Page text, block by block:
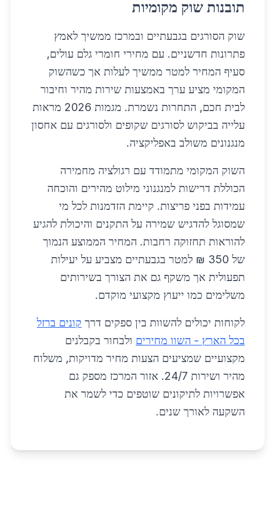
תובנות שוק מקומיות
שוק הסורגים בגבעתיים ובמרכז ממשיך לאמץ
פתרונות חדשניים. עם מחירי חומרי גלם עולים,
סעיף המחיר למטר ממשיך לעלות אך כשהשוק
המקומי מציע ערך באמצעות שירות מהיר וחיבור
לבית חכם, התחרות נשמרת. מגמות 2026 מראות
עלייה בביקוש לסורגים שקופים ולסורגים עם אחסון
מנגנונים משולב באפליקציה.
השוק המקומי מתמודד עם רגולציה מחמירה
הכוללת דרישות למנגנוני מילוט מהירים והוכחה
עמידות בפני פריצות. קיימת הזדמנות לכל מי
שמסוגל להדגיש שמירה על התקנים והיכולת להגיע
להוראות תחזוקה רחבות. המחיר הממוצע הנמוך
של 350 ₪ למטר בגבעתיים מצביע על יעילות
תפעולית אך משקף גם את הצורך בשירותים
משלימים כמו ייעוץ מקצועי מוקדם.
לקוחות יכולים להשוות בין ספקים דרך קונים ברזל
בכל הארץ - השוו מחירים ולבחור בקבלנים
מקצועיים שמציעים הצעות מחיר מדויקות, משלוח
מהיר ושירות 24/7. אזור המרכז מספק גם
אפשרויות לתיקונים שוטפים כדי לשמר את
השקעה לאורך שנים.